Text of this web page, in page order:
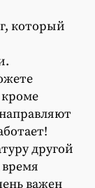
который
кроме
другой
важен